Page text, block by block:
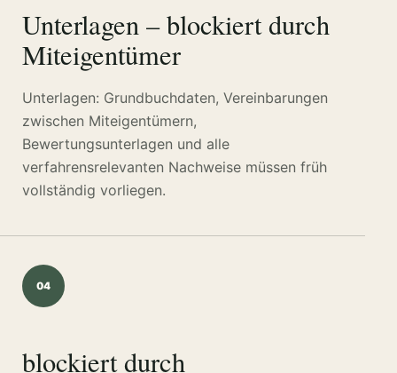
Unterlagen – blockiert durch
Miteigentümer
Unterlagen: Grundbuchdaten, Vereinbarungen
zwischen Miteigentümern,
Bewertungsunterlagen und alle
verfahrensrelevanten Nachweise müssen früh
vollständig vorliegen.
04
blockiert durch